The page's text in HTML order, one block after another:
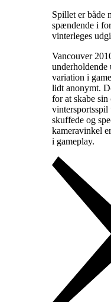
Spillet er både
spændende i
vinterleges
Vancouver
underholdende
variation i
lidt anonymt.
for at skabe sin
skuffede og
kameravinkel
i gameplay.